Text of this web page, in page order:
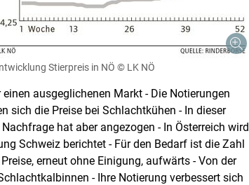
Stierpreis in NÖ © LK NÖ
ausgeglichenen Markt - Die Notierungen
sich die Preise bei Schlachtkühen - In dieser
hat aber angezogen - In Österreich wird
Schweiz berichtet - Für den Bedarf ist die Zahl
erneut ohne Einigung, aufwärts - Von der
- Ihre Notierung verbessert sich